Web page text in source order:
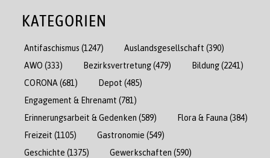
KATEGORIEN
Antifaschismus (1247) Auslandsgesellschaft (390)
AWO (333) Bezirksvertretung(479) Bildung(2241)
CORONA (681) Depot (485)
Engagement & Ehrenamt (781)
Erinnerungsarbeit & Gedenken (589) Flora & Fauna (384)
Freizeit (1105) Gastronomie (549)
Geschichte (1375) Gewerkschaften (590)